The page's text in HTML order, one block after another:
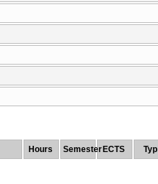
Hours Semester ECTS Typ